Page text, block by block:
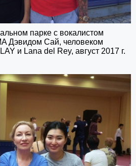
парке с вокалистом
Дэвидом Сай, человеком
и Lana del Rey, август 2017 г.